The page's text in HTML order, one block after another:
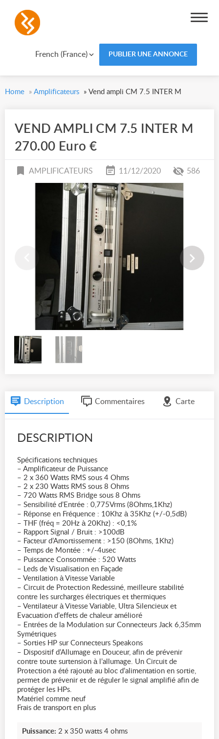
French (France) PUBLIER UNE ANNONCE
Home » Amplificateurs » Vend ampli CM 7.5 INTER M
VEND AMPLI CM 7.5 INTER M
270.00 Euro €
AMPLIFICATEURS 11/12/2020 586
Description Commentaires Carte
DESCRIPTION
Spécifications techniques
– Amplificateur de Puissance
– 2 x 360 Watts RMS sous 4 Ohms
– 2 x 230 Watts RMS sous 8 Ohms
– 720 Watts RMS Bridge sous 8 Ohms
– Sensibilité d’Entrée : 0,775Vrms (8Ohms,1Khz)
– Réponse en Fréquence : 10Khz à 35Khz (+/-0,5dB)
– THF (fréq = 20Hz à 20Khz) : <0,1%
– Rapport Signal / Bruit : >100dB
– Facteur d’Amortissement : >150 (8Ohms, 1Khz)
– Temps de Montée : +/-4usec
– Puissance Consommée : 520 Watts
– Leds de Visualisation en Façade
– Ventilation à Vitesse Variable
– Circuit de Protection Redessiné, meilleure stabilité
contre les surcharges électriques et thermiques
– Ventilateur à Vitesse Variable, Ultra Silencieux et
Evacuation d’effets de chaleur amélioré
– Entrées de la Modulation sur Connecteurs Jack 6,35mm
Symétriques
– Sorties HP sur Connecteurs Speakons
– Dispositif d’Allumage en Douceur, afin de prévenir
contre toute surtension à l’allumage. Un Circuit de
Protection a été rajouté au bloc d’alimentation en sortie,
permet de prévenir et de réguler le signal amplifié afin de
protéger les HPs.
Matériel comme neuf
Frais de transport en plus
Puissance: 2 x 350 watts 4 ohms